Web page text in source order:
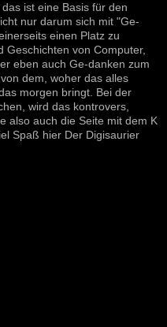
ist eine Basis für den
nur darum sich mit "Ge-
einen Platz zu
Geschichten von Computer,
eben auch Ge-danken zum
dem, woher das alles
morgen bringt. Bei der
wird das kontrovers,
also auch die Seite mit dem K
Spaß hier Der Digisaurier